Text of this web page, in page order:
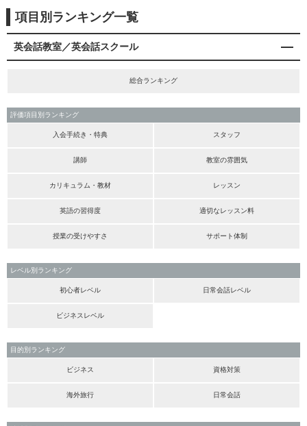
項目別ランキング一覧
英会話教室／英会話スクール
総合ランキング
評価項目別ランキング
入会手続き・特典 スタッフ
講師 教室の雰囲気
カリキュラム・教材 レッスン
英語の習得度 適切なレッスン料
授業の受けやすさ サポート体制
レベル別ランキング
初心者レベル 日常会話レベル
ビジネスレベル
目的別ランキング
ビジネス 資格対策
海外旅行 日常会話